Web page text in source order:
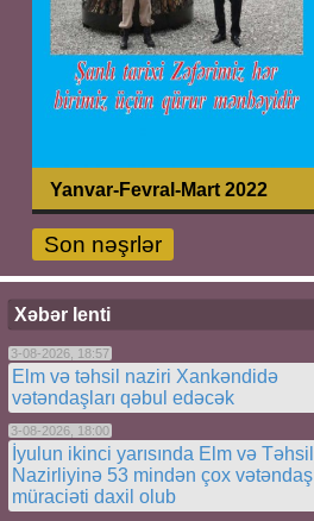
Yanvar-Fevral-Mart 2022
Son nəşrlər
Xəbər lenti
3-08-2026, 18:57
Elm və təhsil naziri Xankəndidə
vətəndaşları qəbul edəcək
3-08-2026, 18:00
İyulun ikinci yarısında Elm və Təhsil
Nazirliyinə 53 mindən çox vətəndaş
müraciəti daxil olub